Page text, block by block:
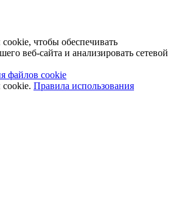
чтобы обеспечивать
веб-сайта и анализировать сетевой
файлов cookie
Правила использования